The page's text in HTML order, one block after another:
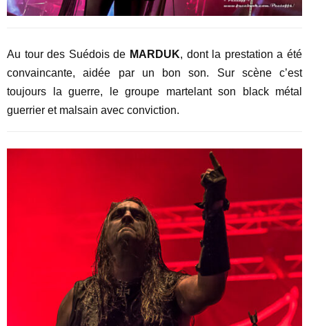
Au tour des Suédois de MARDUK, dont la prestation a été
convaincante, aidée par un bon son. Sur scène c’est
toujours la guerre, le groupe martelant son black métal
guerrier et malsain avec conviction.